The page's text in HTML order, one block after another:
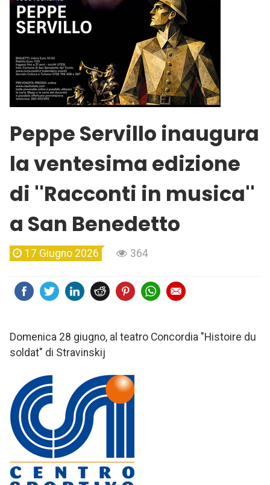
Peppe Servillo inaugura
la ventesima edizione
di ''Racconti in musica''
a San Benedetto
17 Giugno 2026 364
Domenica 28 giugno, al teatro Concordia "Histoire du
soldat" di Stravinskij